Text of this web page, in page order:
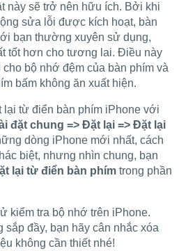
này sẽ trở nên hữu ích. Bởi khi
sửa lỗi được kích hoạt, bàn
bạn thường xuyên sử dụng,
tốt hơn cho tương lai. Điều này
bộ nhớ đệm của bàn phím và
bấm không ăn xuất hiện.
lại từ điển bàn phím iPhone với
đặt chung => Đặt lại => Đặt lại
dòng iPhone mới nhất, cách
biệt, nhưng nhìn chung, bạn
lại từ điển bàn phím trong phần
kiểm tra bộ nhớ trên iPhone.
đầy, bạn hãy cân nhắc xóa
không cần thiết nhé!